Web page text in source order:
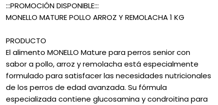
:::PROMOCIÓN DISPONIBLE:::
MONELLO MATURE POLLO ARROZ Y REMOLACHA 1 KG
PRODUCTO
El alimento MONELLO Mature para perros senior con
sabor a pollo, arroz y remolacha está especialmente
formulado para satisfacer las necesidades nutricionales
de los perros de edad avanzada. Su fórmula
especializada contiene glucosamina y condroitina para